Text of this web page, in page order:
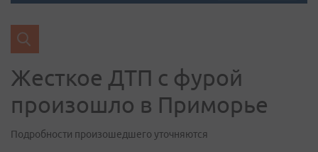
Жесткое ДТП с фурой
произошло в Приморье
Подробности произошедшего уточняются